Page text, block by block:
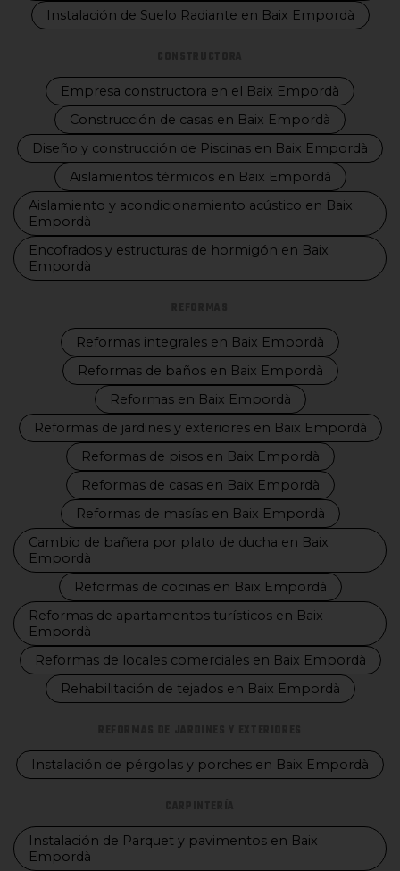
Instalación de Suelo Radiante en Baix Empordà
Empresa constructora en el Baix Empordà
Construcción de casas en Baix Empordà
Diseño y construcción de Piscinas en Baix Empordà
Aislamientos térmicos en Baix Empordà
Aislamiento y acondicionamiento acústico en Baix
Empordà
Encofrados y estructuras de hormigón en Baix
Empordà
Reformas integrales en Baix Empordà
Reformas de baños en Baix Empordà
Reformas en Baix Empordà
Reformas de jardines y exteriores en Baix Empordà
Reformas de pisos en Baix Empordà
Reformas de casas en Baix Empordà
Reformas de masías en Baix Empordà
Cambio de bañera por plato de ducha en Baix
Empordà
Reformas de cocinas en Baix Empordà
Reformas de apartamentos turísticos en Baix
Empordà
Reformas de locales comerciales en Baix Empordà
Rehabilitación de tejados en Baix Empordà
Instalación de pérgolas y porches en Baix Empordà
Instalación de Parquet y pavimentos en Baix
Empordà